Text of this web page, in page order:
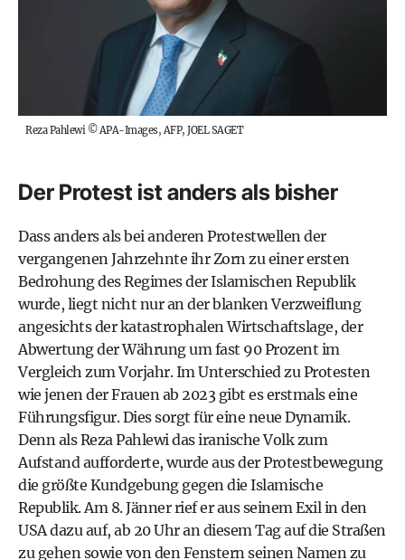
Reza Pahlewi ©APA-Images, AFP, JOEL SAGET
Der Protest ist anders als bisher
Dass anders als bei anderen Protestwellen der
vergangenen Jahrzehnte ihr Zorn zu einer ersten
Bedrohung des Regimes der Islamischen Republik
wurde, liegt nicht nur an der blanken Verzweiflung
angesichts der katastrophalen Wirtschaftslage, der
Abwertung der Währung um fast 90 Prozent im
Vergleich zum Vorjahr. Im Unterschied zu Protesten
wie jenen der Frauen ab 2023 gibt es erstmals eine
Führungsfigur. Dies sorgt für eine neue Dynamik.
Denn als Reza Pahlewi das iranische Volk zum
Aufstand aufforderte, wurde aus der Protestbewegung
die größte Kundgebung gegen die Islamische
Republik. Am 8. Jänner rief er aus seinem Exil in den
USA dazu auf, ab 20 Uhr an diesem Tag auf die Straßen
zu gehen sowie von den Fenstern seinen Namen zu